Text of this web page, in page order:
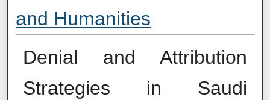
and Humanities
Denial and Attribution
Strategies in Saudi